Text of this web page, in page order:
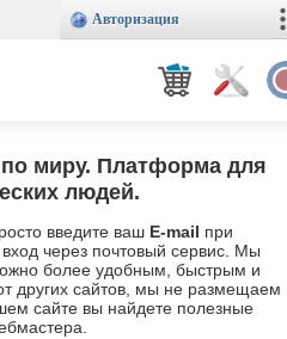
Авторизация
миру. Платформа для
людей.
введите ваш E-mail при
через почтовый сервис. Мы
более удобным, быстрым и
других сайтов, мы не размещаем
сайте вы найдете полезные